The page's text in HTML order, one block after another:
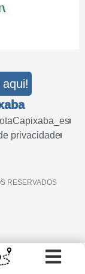
privacidade
RESERVADOS